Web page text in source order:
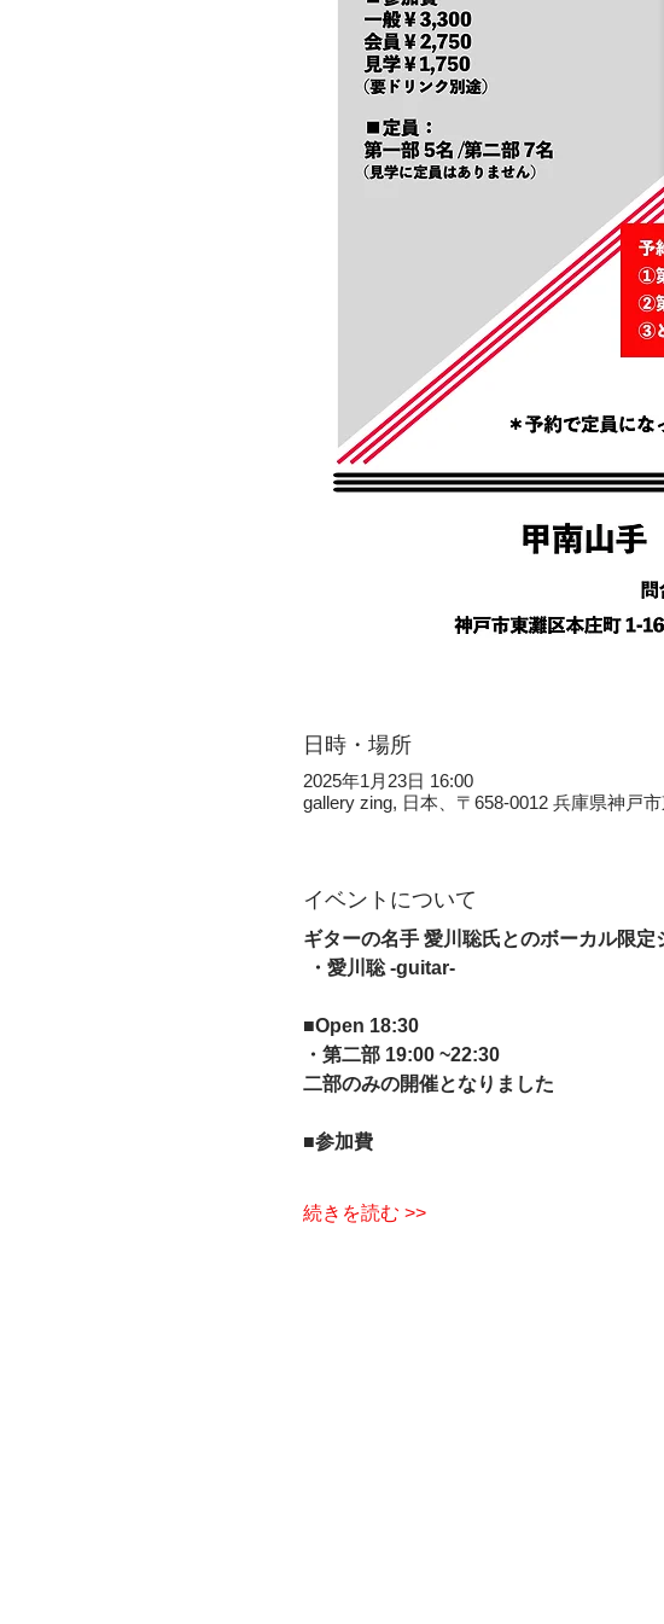
日時・場所
2025年1月23日 16:00
gallery zing, 日本、〒658-0012 兵庫県神戸
イベントについて
ギターの名手 愛川聡氏とのボーカル限定
・愛川聡 -guitar-
■Open 18:30
・第二部 19:00 ~22:30
二部のみの開催となりました
■参加費
続きを読む >>